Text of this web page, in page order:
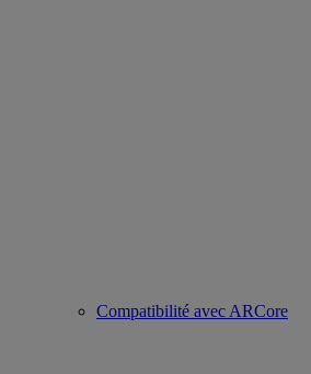
Compatibilité avec ARCore